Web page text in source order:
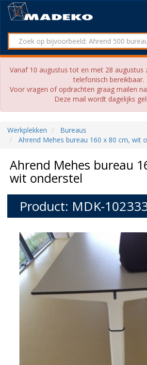
Vanaf 10 augustus tot en met 28 augustus
telefonisch bereikbaar.
Voor vragen of opdrachten graag mailen
Deze mail wordt dagelijks
Werkplekken
Bureaus
Ahrend Mehes bureau 160 x 80 cm, wit
Ahrend Mehes bureau
wit onderstel
Product: MDK-